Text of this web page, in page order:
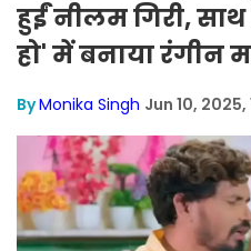
हुईं नीलम गिरी,
हो' में बनाया रंगीन
ByMonika Singh Jun 10, 2025,